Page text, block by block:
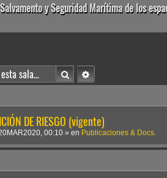
y Seguridad Marítima de los
BuscarBúsqueda avanzada
DE RIESGO (vigente)
00:10 » en Publicaciones & Docs.